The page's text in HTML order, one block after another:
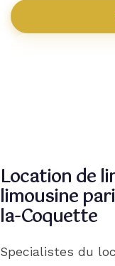
Contact
Location de
limousine
la-Coquette
Specialistes du